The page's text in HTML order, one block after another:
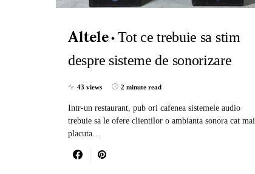
Altele
Tot ce trebuie sa stim
despre sisteme de sonorizare
43 views 2 minute read
Intr-un restaurant, pub ori cafenea sistemele audio
trebuie sa le ofere clientilor o ambianta sonora cat mai
placuta…